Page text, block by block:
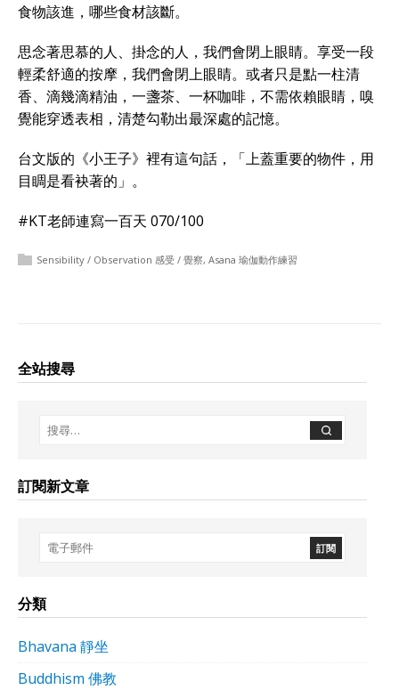
食物該進，哪些食材該斷。
思念著思慕的人、掛念的人，我們會閉上眼睛。享受一段
輕柔舒適的按摩，我們會閉上眼睛。或者只是點一柱清
香、滴幾滴精油，一盞茶、一杯咖啡，不需依賴眼睛，嗅
覺能穿透表相，清楚勾勒出最深處的記憶。
台文版的《小王子》裡有這句話，「上蓋重要的物件，用
目睭是看袂著的」。
#KT老師連寫一百天 070/100
Sensibility / Observation 感受 / 覺察, Asana 瑜伽動作練習
全站搜尋
訂閱新文章
分類
Bhavana 靜坐
Buddhism 佛教